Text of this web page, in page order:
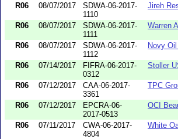
R06 08/07/2017
SDWA-06-2017-
1110
Jireh
R06 08/07/2017
SDWA-06-2017-
1111
Warren
R06 08/07/2017
SDWA-06-2017-
1112
Novy
R06 07/14/2017
FIFRA-06-2017-
0312
Stoller
R06 07/12/2017
CAA-06-2017-
3361
TPC
R06 07/12/2017
EPCRA-06-
2017-0513
OCI
R06 07/11/2017
CWA-06-2017-
4804
White